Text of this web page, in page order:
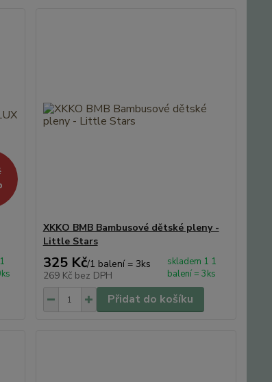
XKKO BMB Bambusové dětské pleny -
Little Stars
325 Kč/1 balení = 3ks
269 Kč bez DPH
skladem 1 1
balení = 3ks
Přidat do košíku